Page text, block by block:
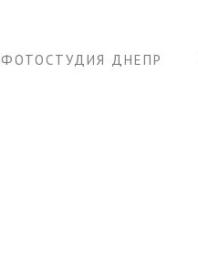
ФОТОСТУДИЯ ДНЕПР